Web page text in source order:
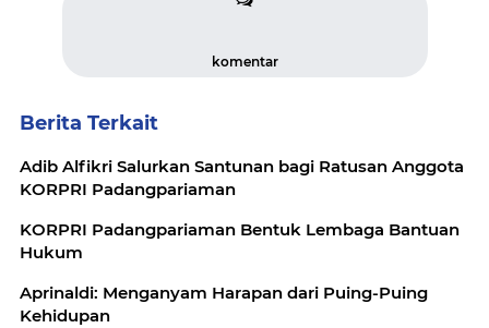
komentar
Berita Terkait
Adib Alfikri Salurkan Santunan bagi Ratusan Anggota
KORPRI Padangpariaman
KORPRI Padangpariaman Bentuk Lembaga Bantuan
Hukum
Aprinaldi: Menganyam Harapan dari Puing-Puing
Kehidupan